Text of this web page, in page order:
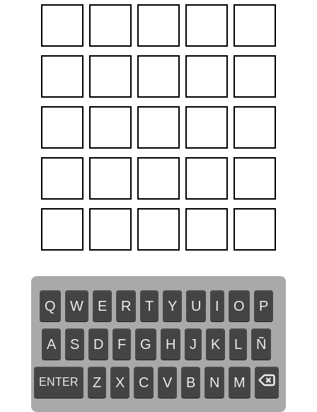
Q W E R T Y U I O P
A S D F G H J K L Ñ
ENTER Z X C V B N M